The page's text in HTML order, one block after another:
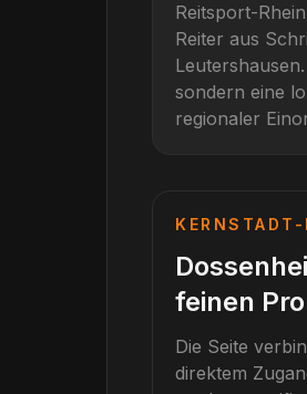
Reitsport-
Reiter aus
Leutershausen
sondern eine
regionaler
KERNSTADT-
feinen
Die Seite
direktem